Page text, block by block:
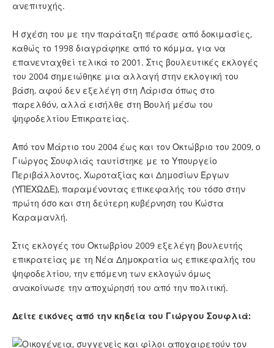
ανεπιτυχής.
Η σχέση του με την παράταξη πέρασε από δοκιμασίες,
καθώς το 1998 διαγράφηκε από το κόμμα, για να
επανενταχθεί τελικά το 2001. Στις βουλευτικές εκλογές
του 2004 σημειώθηκε μια αλλαγή στην εκλογική του
βάση, αφού δεν εξελέγη στη Λάρισα όπως στο
παρελθόν, αλλά εισήλθε στη Βουλή μέσω του
ψηφοδελτίου Επικρατείας.
Από τον Μάρτιο του 2004 έως και τον Οκτώβριο του 2009, ο
Γιώργος Σουφλιάς ταυτίστηκε με το Υπουργείο
Περιβάλλοντος, Χωροταξίας και Δημοσίων Έργων
(ΥΠΕΧΩΔΕ), παραμένοντας επικεφαλής του τόσο στην
πρώτη όσο και στη δεύτερη κυβέρνηση του Κώστα
Καραμανλή.
Στις εκλογές του Οκτωβρίου 2009 εξελέγη βουλευτής
επικρατείας με τη Νέα Δημοκρατία ως επικεφαλής του
ψηφοδελτίου, την επόμενη των εκλογών όμως
ανακοίνωσε την αποχώρησή του από την πολιτική.
Δείτε εικόνες από την κηδεία του Γιώργου Σουφλιά: